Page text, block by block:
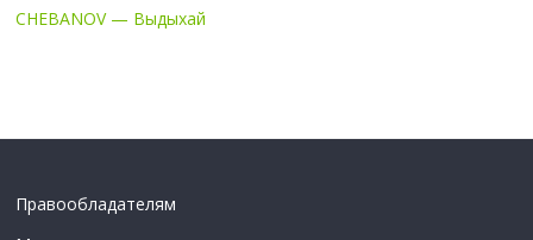
CHEBANOV — Выдыхай
Правообладателям